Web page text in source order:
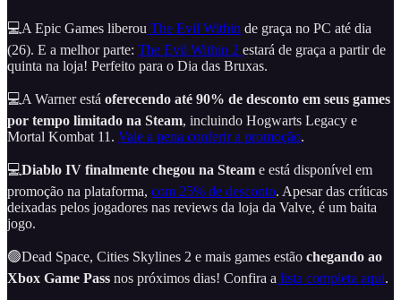
💻A Epic Games liberou The Evil Within de graça no PC até dia
(26). E a melhor parte: The Evil Within 2 estará de graça a partir de
quinta na loja! Perfeito para o Dia das Bruxas.
💻A Warner está oferecendo até 90% de desconto em seus games
por tempo limitado na Steam, incluindo Hogwarts Legacy e
Mortal Kombat 11. Vale a pena conferir a promoção.
💻Diablo IV finalmente chegou na Steam e está disponível em
promoção na plataforma, com 25% de desconto. Apesar das críticas
deixadas pelos jogadores nas reviews da loja da Valve, é um baita
jogo.
🟢Dead Space, Cities Skylines 2 e mais games estão chegando ao
Xbox Game Pass nos próximos dias! Confira a lista completa aqui.